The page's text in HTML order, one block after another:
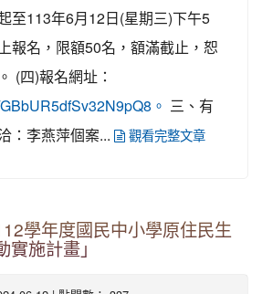
至113年6月12日(星期三)下午5
報名，限額50名，額滿截止，恕
(四)報名網址：
。
三、有
：李燕萍個案...
觀看完整文章
學年度國民中小學原住民生
實施計畫」